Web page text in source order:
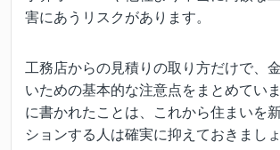
害にあうリスクがあります。
工務店からの見積りの取り方だけで、
いための基本的な注意点をまとめてい
に書かれたことは、これから住まいを
ションする人は確実に抑えておきましょ